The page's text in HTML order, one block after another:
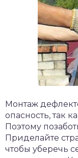
Монтаж
опасность, так
Поэтому
Приделайте
чтобы уберечь